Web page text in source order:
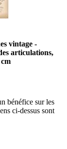
vintage -
articulations,
bénéfice sur les
ci-dessus sont